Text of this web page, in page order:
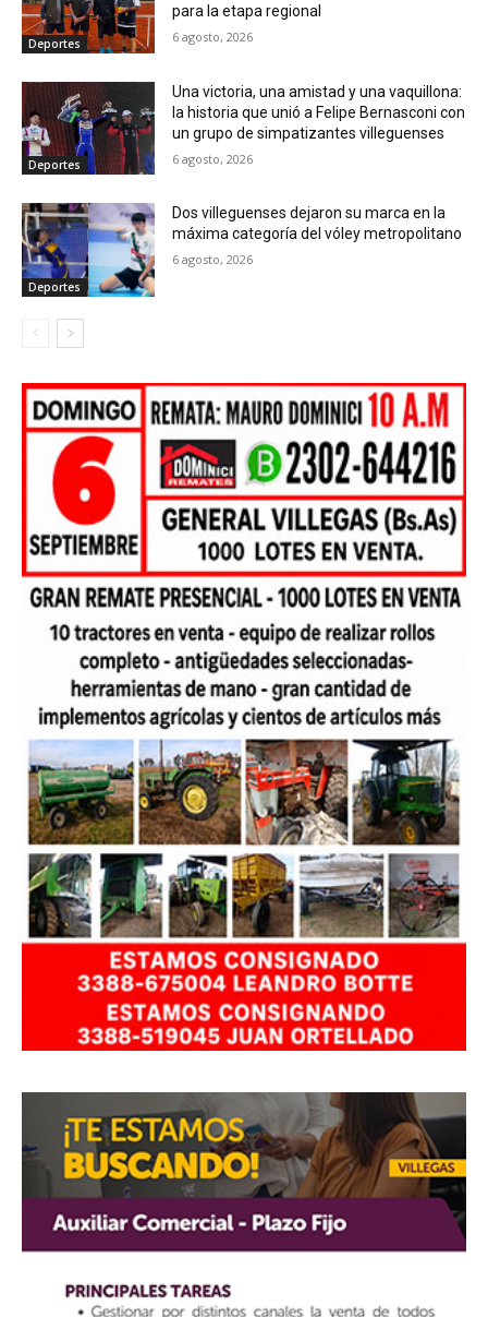
Deportes
para la etapa regional
6 agosto, 2026
Deportes
Una victoria, una amistad y una vaquillona:
la historia que unió a Felipe Bernasconi con
un grupo de simpatizantes villeguenses
6 agosto, 2026
Deportes
Dos villeguenses dejaron su marca en la
máxima categoría del vóley metropolitano
6 agosto, 2026